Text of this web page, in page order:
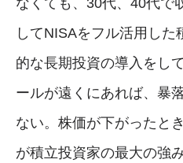
してNISAをフル活用し
的な長期投資の導入をし
ールが遠くにあれば、暴
ない。株価が下がったと
が積立投資家の最大の強み